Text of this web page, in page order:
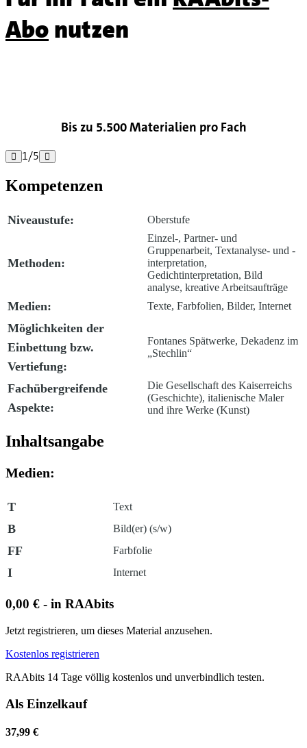
Abonutzen
Bis zu 5.500 Materialien pro Fach
 1/5 
Kompetenzen
Niveaustufe: Oberstufe
Methoden:
Einzel-, Partner- und
Gruppenarbeit, Textanalyse- und -
interpretation,
Gedichtinterpretation, Bild
analyse, kreative Arbeitsaufträge
Medien: Texte, Farbfolien, Bilder, Internet
Möglichkeiten der
Einbettung bzw.
Vertiefung:
Fontanes Spätwerke, Dekadenz im
„Stechlin“
Fachübergreifende
Aspekte:
Die Gesellschaft des Kaiserreichs
(Geschichte), italienische Maler
und ihre Werke (Kunst)
Inhaltsangabe
Medien:
T Text
B Bild(er) (s/w)
FF Farbfolie
I Internet
0,00 € - in RAAbits
Jetzt registrieren, um dieses Material anzusehen.
Kostenlos registrieren
RAAbits 14 Tage völlig kostenlos und unverbindlich testen.
Als Einzelkauf
37,99 €